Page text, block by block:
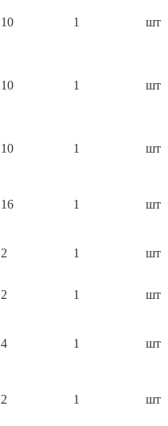
10 1 шт
10 1 шт
10 1 шт
16 1 шт
2 1 шт
2 1 шт
4 1 шт
2 1 шт